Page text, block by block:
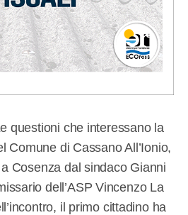
questioni che interessano la
Comune di Cassano All’Ionio,
Cosenza dal sindaco Gianni
dell’ASP Vincenzo La
il primo cittadino ha